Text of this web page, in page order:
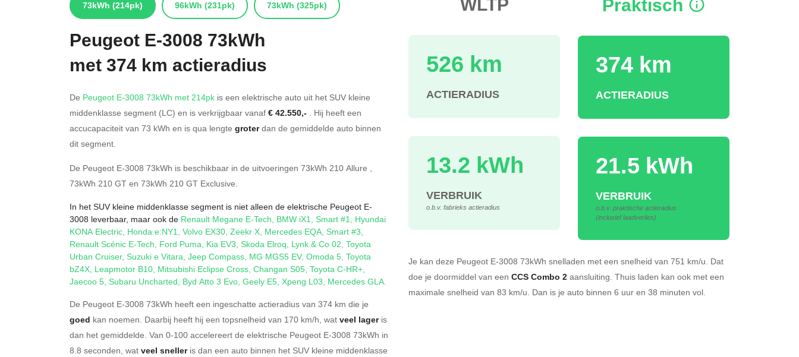
73kWh (214pk) 96kWh (231pk) 73kWh (325pk)
Peugeot E-3008 73kWh
met 374 km actieradius
De Peugeot E-3008 73kWh met 214pk is een elektrische auto uit het SUV kleine
middenklasse segment (LC) en is verkrijgbaar vanaf € 42.550,- . Hij heeft een
accucapaciteit van 73 kWh en is qua lengte groterdan de gemiddelde auto binnen
dit segment.
De Peugeot E-3008 73kWh is beschikbaar in de uitvoeringen 73kWh 210 Allure ,
73kWh 210 GT en 73kWh 210 GT Exclusive.
In het SUV kleine middenklasse segment is niet alleen de elektrische Peugeot E-
3008 leverbaar, maar ook de Renault Megane E-Tech, BMW iX1, Smart #1, Hyundai
KONA Electric, Honda e:NY1, Volvo EX30, Zeekr X, Mercedes EQA, Smart #3,
Renault Scénic E-Tech, Ford Puma, Kia EV3, Skoda Elroq, Lynk & Co 02, Toyota
Urban Cruiser, Suzuki e Vitara, Jeep Compass, MG MGS5 EV, Omoda 5, Toyota
bZ4X, Leapmotor B10, Mitsubishi Eclipse Cross, Changan S05, Toyota C-HR+,
Jaecoo 5, Subaru Uncharted, Byd Atto 3 Evo, Geely E5, Xpeng L03, Mercedes GLA.
De Peugeot E-3008 73kWh heeft een ingeschatte actieradius van 374 km die je
goed kan noemen. Daarbij heeft hij een topsnelheid van 170 km/h, wat veel lageris
dan het gemiddelde. Van 0-100 accelereert de elektrische Peugeot E-3008 73kWh in
8.8 seconden, wat veel snelleris dan een auto binnen het SUV kleine middenklasse
526 km
ACTIERADIUS
13.2 kWh
VERBRUIK
o.b.v. fabrieks actieradius
Praktisch
374 km
ACTIERADIUS
21.5 kWh
VERBRUIK
o.b.v. praktische actieradius
(inclusief laadverlies)
Je kan deze Peugeot E-3008 73kWh snelladen met een snelheid van 751 km/u. Dat
doe je doormiddel van een CCS Combo 2 aansluiting. Thuis laden kan ook met een
maximale snelheid van 83 km/u. Dan is je auto binnen 6 uur en 38 minuten vol.